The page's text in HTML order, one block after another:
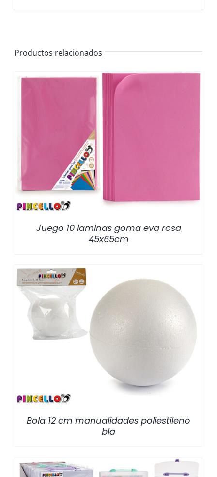
Productos relacionados
Juego 10 laminas goma eva rosa
45x65cm
Bola 12 cm manualidades poliestileno
bla